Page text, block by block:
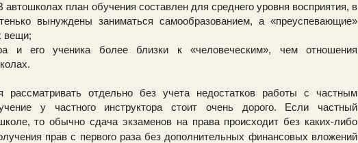
план обучения составлен для среднего уровня восприятия, в
вынуждены заниматься самообразованием, а «преуспевающие»
вещи;
и его ученика более близки к «человеческим», чем отношения
отдельно без учета недостатков работы с частным
у частного инструктора стоит очень дорого. Если частный
то обычно сдача экзаменов на права происходит без каких-либо
прав с первого раза без дополнительных финансовых вложений